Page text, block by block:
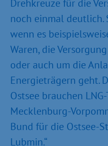
Drehkreuze für die
noch einmal deutlich.
wenn es
Waren, die
oder auch um die
Energieträgern geht.
Ostsee brauchen
Mecklenburg-
Bund für die Ostsee-
Lubmin.“